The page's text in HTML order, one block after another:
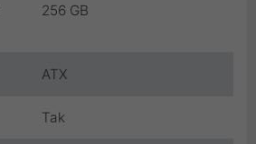
256 GB
ATX
Tak